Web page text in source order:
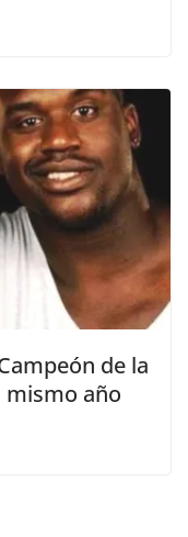
de la
mismo año